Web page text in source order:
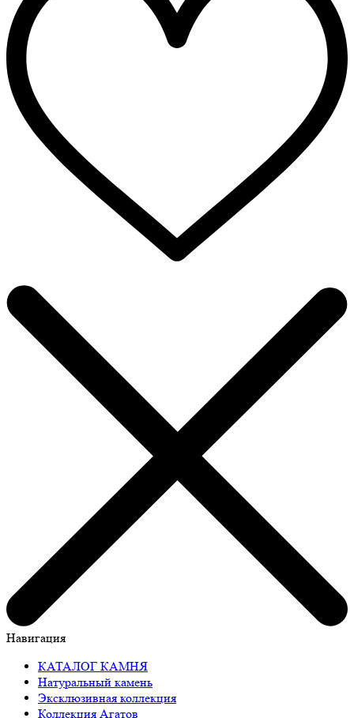
Навигация
КАТАЛОГ КАМНЯ
Натуральный камень
Эксклюзивная коллекция
Коллекция Агатов